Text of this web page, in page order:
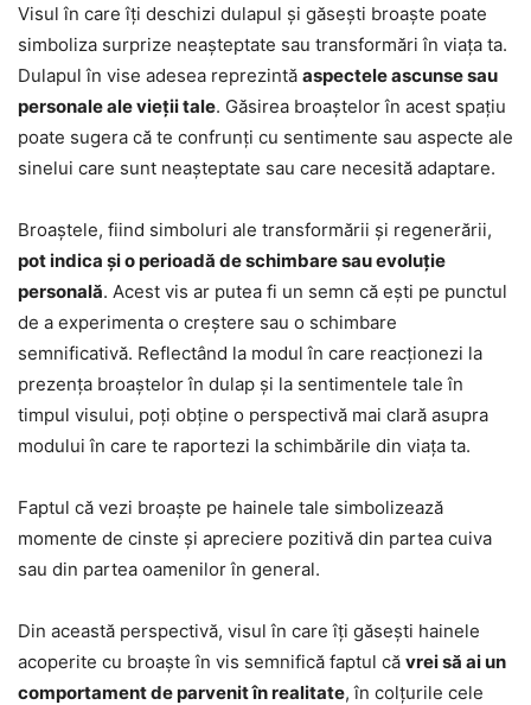
Visul în care îți deschizi dulapul și găsești broaște poate
simboliza surprize neașteptate sau transformări în viața ta.
Dulapul în vise adesea reprezintă aspectele ascunse sau
personale ale vieții tale. Găsirea broaștelor în acest spațiu
poate sugera că te confrunți cu sentimente sau aspecte ale
sinelui care sunt neașteptate sau care necesită adaptare.
Broaștele, fiind simboluri ale transformării și regenerării,
pot indica și o perioadă de schimbare sau evoluție
personală. Acest vis ar putea fi un semn că ești pe punctul
de a experimenta o creștere sau o schimbare
semnificativă. Reflectând la modul în care reacționezi la
prezența broaștelor în dulap și la sentimentele tale în
timpul visului, poți obține o perspectivă mai clară asupra
modului în care te raportezi la schimbările din viața ta.
Faptul că vezi broaște pe hainele tale simbolizează
momente de cinste și apreciere pozitivă din partea cuiva
sau din partea oamenilor în general.
Din această perspectivă, visul în care îți găsești hainele
acoperite cu broaște în vis semnifică faptul că vrei să ai un
comportament de parvenit în realitate, în colțurile cele